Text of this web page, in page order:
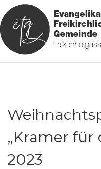
„Kramer für
2023